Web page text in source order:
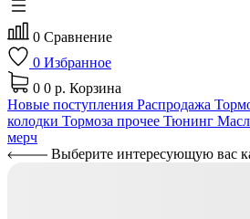
0 Сравнение
0 Избранное
0 0 р. Корзина
Новые поступления Распродажа
колодки Тормоза прочее Тюнинг
мерч
Выберите интересующую вас